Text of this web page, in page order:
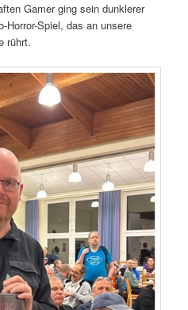
Gamer ging sein dunklerer
Spiel, das an unsere
rührt.